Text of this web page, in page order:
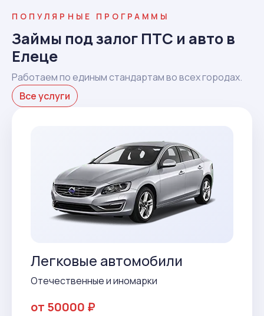
ПОПУЛЯРНЫЕ ПРОГРАММЫ
Займы под залог ПТС и авто в
Елеце
Работаем по единым стандартам во всех городах.
Все услуги
Легковые автомобили
Отечественные и иномарки
от 50000 ₽